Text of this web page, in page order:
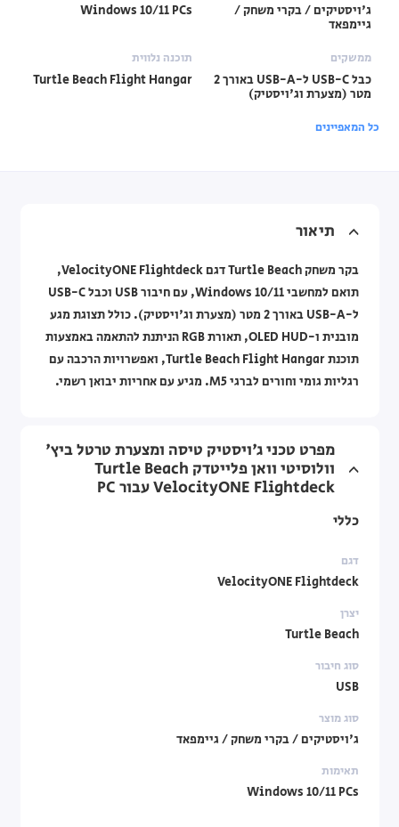
ג'ויסטיקים / בקרי משחק /
גיימפאד
Windows 10/11 PCs
ממשקים
כבל USB-C ל-USB-A באורך 2
מטר (מצערת וג'ויסטיק)
תוכנה נלווית
Turtle Beach Flight Hangar
כל המאפיינים
תיאור
בקר משחק Turtle Beach דגם VelocityONE Flightdeck,
תואם למחשבי Windows 10/11, עם חיבור USB וכבל USB-C
ל-USB-A באורך 2 מטר (מצערת וג'ויסטיק). כולל תצוגת מגע
מובנית ו-OLED HUD, תאורת RGB הניתנת להתאמה באמצעות
תוכנת Turtle Beach Flight Hangar, ואפשרויות הרכבה עם
רגליות גומי וחורים לברגי M5. מגיע עם אחריות יבואן רשמי.
מפרט טכני ג'ויסטיק טיסה ומצערת טרטל ביץ'
וולוסיטי וואן פלייטדק Turtle Beach
VelocityONE Flightdeck עבור PC
כללי
דגם
VelocityONE Flightdeck
יצרן
Turtle Beach
סוג חיבור
USB
סוג מוצר
ג'ויסטיקים / בקרי משחק / גיימפאד
תאימות
Windows 10/11 PCs